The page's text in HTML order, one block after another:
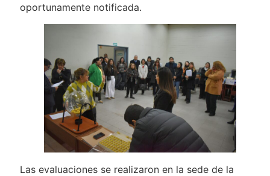
oportunamente notificada.
Las evaluaciones se realizaron en la sede de la